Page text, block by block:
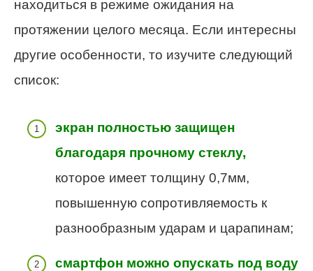
находиться в режиме ожидания на
протяжении целого месяца. Если интересны
другие особенности, то изучите следующий
список:
экран полностью защищен
благодаря прочному стеклу,
которое имеет толщину 0,7мм,
повышенную сопротивляемость к
разнообразным ударам и царапинам;
смартфон можно опускать под воду